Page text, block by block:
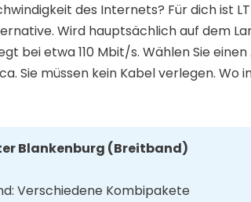
des Internets? Für dich ist
Wird hauptsächlich auf dem
bei etwa 110 Mbit/s. Wählen Sie
Sie müssen kein Kabel verlegen. Wo
Blankenburg (Breitband)
Verschiedene Kombipakete